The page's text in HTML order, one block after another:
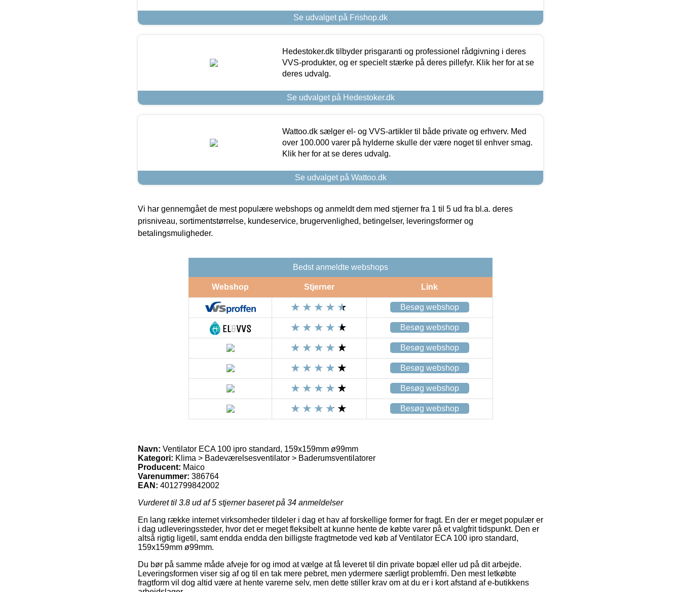
Se udvalget på Frishop.dk
Hedestoker.dk tilbyder prisgaranti og professionel rådgivning i deres
VVS-produkter, og er specielt stærke på deres pillefyr. Klik her for at se
deres udvalg.
Se udvalget på Hedestoker.dk
Wattoo.dk sælger el- og VVS-artikler til både private og erhverv. Med
over 100.000 varer på hylderne skulle der være noget til enhver smag.
Klik her for at se deres udvalg.
Se udvalget på Wattoo.dk
Vi har gennemgået de mest populære webshops og anmeldt dem med stjerner fra 1 til 5 ud fra bl.a. deres
prisniveau, sortimentstørrelse, kundeservice, brugervenlighed, betingelser, leveringsformer og
betalingsmuligheder.
Bedst anmeldte webshops
Webshop Stjerner Link
Besøg webshop
Besøg webshop
Besøg webshop
Besøg webshop
Besøg webshop
Besøg webshop
Navn: Ventilator ECA 100 ipro standard, 159x159mm ø99mm
Kategori: Klima > Badeværelsesventilator > Baderumsventilatorer
Producent: Maico
Varenummer: 386764
EAN: 4012799842002
Vurderet til 3.8 ud af 5 stjerner baseret på 34 anmeldelser
En lang række internet virksomheder tildeler i dag et hav af forskellige former for fragt. En der er meget populær er
i dag udleveringssteder, hvor det er meget fleksibelt at kunne hente de købte varer på et valgfrit tidspunkt. Den er
altså rigtig ligetil, samt endda endda den billigste fragtmetode ved køb af Ventilator ECA 100 ipro standard,
159x159mm ø99mm.
Du bør på samme måde afveje for og imod at vælge at få leveret til din private bopæl eller ud på dit arbejde.
Leveringsformen viser sig af og til en tak mere pebret, men ydermere særligt problemfri. Den mest letkøbte
fragtform vil dog altid være at hente varerne selv, men dette stiller krav om at du er i kort afstand af e-butikkens